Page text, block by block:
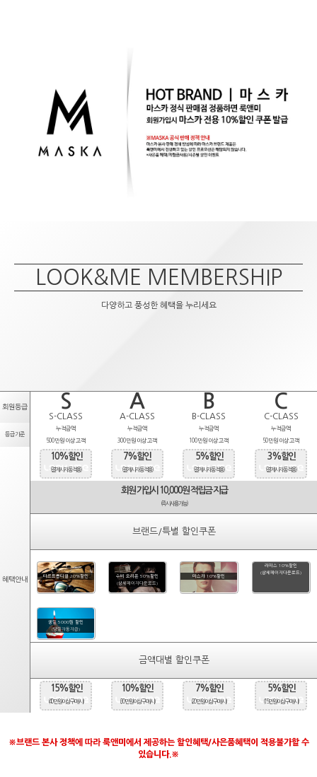
LOOK&ME MEMBERSHIP
다양하고 풍성한 혜택을 누리세요
회원등급 S A B C
S-CLASS A-CLASS B-CLASS C-CLASS
등급기준
누적금액
500만원 이상 고객
누적금액
300만원 이상 고객
누적금액
100만원 이상 고객
누적금액
50만원 이상 고객
혜택안내
10%할인
(결제시 자동적용)
7%할인
(결제시 자동적용)
5%할인
(결제시 자동적용)
3%할인
(결제시 자동적용)
회원 가입시 10,000원 적립금 지급
(즉시사용가능)
브랜드/특별 할인쿠폰
타르트옵티컬 20%할인
수비 오리온 50%할인
(상세페이지다운로드)
마스카 10%할인
라피스 10%할인
(상세페이지다운로드)
생일 5000원 할인
(당일자동지급)
금액대별 할인쿠폰
15%할인
(40만원 이상 구매시)
10%할인
(30만원 이상 구매시)
7%할인
(20만원 이상 구매시)
5%할인
(15만원 이상 구매시)
※브랜드 본사 정책에 따라 룩앤미에서 제공하는 할인혜택/사은품혜택이 적용불가할 수
있습니다.※